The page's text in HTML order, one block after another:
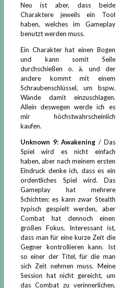
Neu ist aber, dass beide
Charaktere jeweils ein Tool
haben, welches im Gameplay
benutzt werden muss.
Ein Charakter hat einen Bogen
und kann somit Seile
durchschießen o. ä. und der
andere kommt mit einem
Schraubenschlüssel, um bspw.
Wände damit einzuschlagen.
Allein deswegen werde ich es
mir höchstwahrscheinlich
kaufen.
Unknown 9: Awakening / Das
Spiel wird es nicht einfach
haben, aber nach meinem ersten
Eindruck denke ich, dass es ein
ordentliches Spiel wird. Das
Gameplay hat mehrere
Schichten: es kann zwar Stealth
typisch gespielt werden, aber
Combat hat dennoch einen
großen Fokus. Interessant ist,
dass man für eine kurze Zeit die
Gegner kontrollieren kann. Ist
so einer der Titel, für die man
sich Zeit nehmen muss. Meine
Session hat nicht gereicht, um
das Combat zu verinnerlichen.